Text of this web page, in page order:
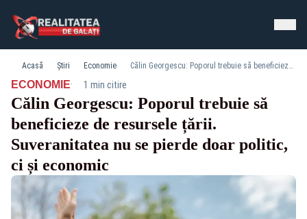
Acasă Știri Economie Călin Georgescu: Poporul trebuie să beneficieze de resursele țării. Suveranitatea nu se pierde doar politic, ci și economic
ECONOMIE· 1 min citire
Călin Georgescu: Poporul trebuie să
beneficieze de resursele țării.
Suveranitatea nu se pierde doar politic,
ci și economic